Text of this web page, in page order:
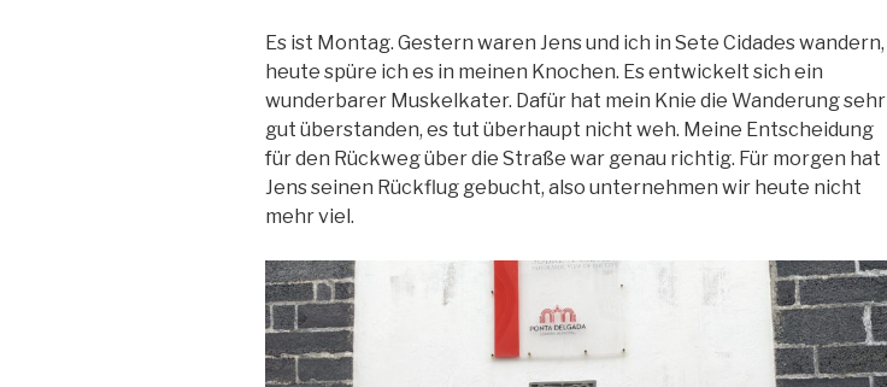
Es ist Montag. Gestern waren Jens und ich in Sete Cidades wandern,
heute spüre ich es in meinen Knochen. Es entwickelt sich ein
wunderbarer Muskelkater. Dafür hat mein Knie die Wanderung sehr
gut überstanden, es tut überhaupt nicht weh. Meine Entscheidung
für den Rückweg über die Straße war genau richtig. Für morgen hat
Jens seinen Rückflug gebucht, also unternehmen wir heute nicht
mehr viel.